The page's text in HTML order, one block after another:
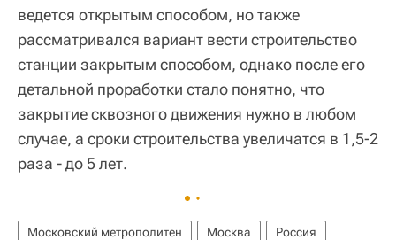
ведется открытым способом, но также
рассматривался вариант вести строительство
станции закрытым способом, однако после его
детальной проработки стало понятно, что
закрытие сквозного движения нужно в любом
случае, а сроки строительства увеличатся в 1,5-2
раза - до 5 лет.
Московский метрополитен Москва Россия